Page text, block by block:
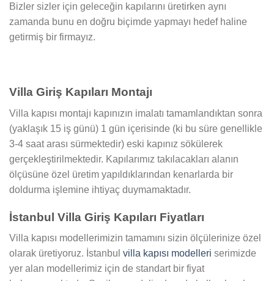
Bizler sizler için geleceğin kapılarını üretirken aynı
zamanda bunu en doğru biçimde yapmayı hedef haline
getirmiş bir firmayız.
Villa Giriş Kapıları Montajı
Villa kapısı montajı kapınızın imalatı tamamlandıktan sonra
(yaklaşık 15 iş günü) 1 gün içerisinde (ki bu süre genellikle
3-4 saat arası sürmektedir) eski kapınız sökülerek
gerçekleştirilmektedir. Kapılarımız takılacakları alanın
ölçüsüne özel üretim yapıldıklarından kenarlarda bir
doldurma işlemine ihtiyaç duymamaktadır.
İstanbul Villa Giriş Kapıları Fiyatları
Villa kapısı modellerimizin tamamını sizin ölçülerinize özel
olarak üretiyoruz. İstanbul villa kapısı modelleri serimizde
yer alan modellerimiz için de standart bir fiyat